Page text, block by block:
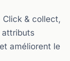
Click & collect,
attributs
améliorent le